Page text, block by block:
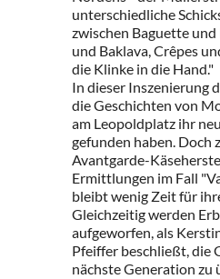
unterschiedliche
zwischen Baguette
und Baklava, Crêpes
die Klinke in die Hand."
In dieser Inszenierung
die Geschichten von
am Leopoldplatz ihr
gefunden haben. Doch
Avantgarde-
Ermittlungen im Fall
bleibt wenig Zeit für
Gleichzeitig werden
aufgeworfen, als
Pfeiffer beschließt, die
nächste Generation zu